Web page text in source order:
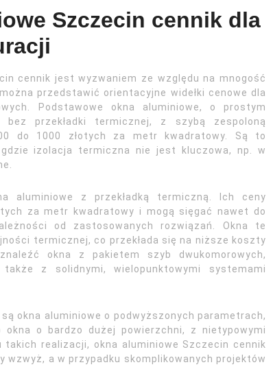
Szczecin cennik dla
cennik jest wyzwaniem ze względu na mnogość
przedstawić orientacyjne widełki cenowe dla
Podstawowe okna aluminiowe, o prostym
przekładki termicznej, z szybą zespoloną
do 1000 złotych za metr kwadratowy. Są to
izolacja termiczna nie jest kluczowa, np. w
aluminiowe z przekładką termiczną. Ich ceny
za metr kwadratowy i mogą sięgać nawet do
od zastosowanych rozwiązań. Okna te
termicznej, co przekłada się na niższe koszty
okna z pakietem szyb dwukomorowych,
z solidnymi, wielopunktowymi systemami
okna aluminiowe o podwyższonych parametrach,
okna o bardzo dużej powierzchni, z nietypowymi
realizacji, okna aluminiowe Szczecin cennik
wzwyż, a w przypadku skomplikowanych projektów